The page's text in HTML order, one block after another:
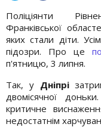
Поліціянти
Франківської
яких стали діти.
підозри. Про це
п'ятницю, 3 липня.
Так, у Дніпрі
двомісячної
критичне
недостатнім